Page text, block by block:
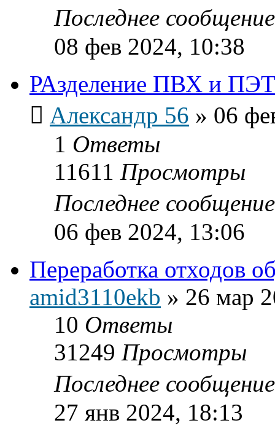
Последнее
08 фев 2024, 10:38
РАзделение ПВХ и ПЭТ
Александр 56 » 06
1 Ответы
11611 Просмотры
Последнее
06 фев 2024, 13:06
Переработка отходов
amid3110ekb » 26 мар
10 Ответы
31249 Просмотры
Последнее
27 янв 2024, 18:13